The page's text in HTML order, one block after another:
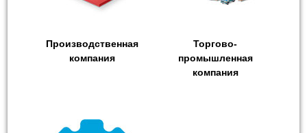
Производственная
компания
Торгово-
промышленная
компания